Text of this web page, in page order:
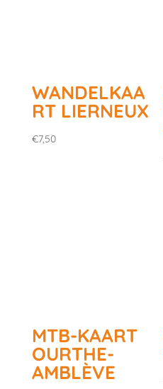
WANDELKAA
RT LIERNEUX
€7,50
MTB-KAART
OURTHE-
AMBLÈVE